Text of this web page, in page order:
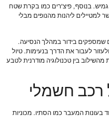
בנוסף, פיצ'רים כמו בקרת שטח
למטיילים ליהנות מהנופים מבלי
שמספקים בידור במהלך הנסיעה.
לעבור את הדרך בנעימות. טיול
בין טכנולוגיה מודרנית לטבע
רכב חשמלי
בעונות המעבר כמו הסתיו. מכוניות